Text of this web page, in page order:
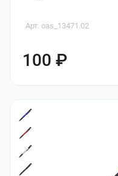
Арт. oas_13471.02
100 ₽